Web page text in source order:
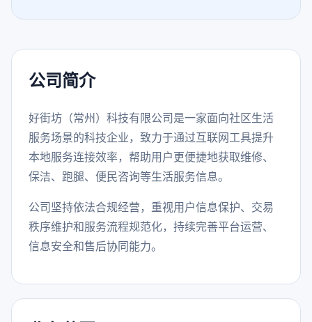
公司简介
好街坊（常州）科技有限公司是一家面向社区生活
服务场景的科技企业，致力于通过互联网工具提升
本地服务连接效率，帮助用户更便捷地获取维修、
保洁、跑腿、便民咨询等生活服务信息。
公司坚持依法合规经营，重视用户信息保护、交易
秩序维护和服务流程规范化，持续完善平台运营、
信息安全和售后协同能力。